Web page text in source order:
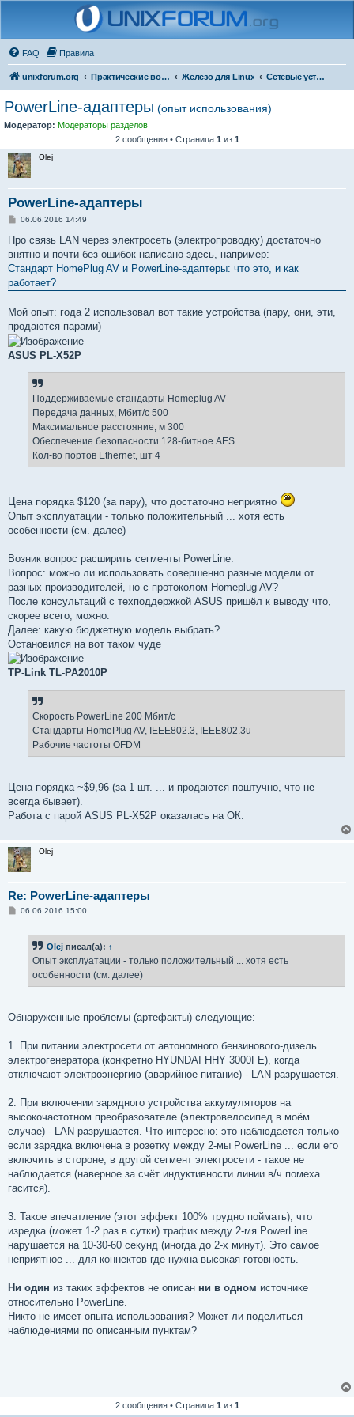
FAQ Правила
unixforum.org Практические вопросы Железо для Linux Сетевые устройства
PowerLine-адаптеры (опыт использования)
Модератор: Модераторы разделов
2 сообщения • Страница 1 из 1
Olej
PowerLine-адаптеры
С
о
щ
е
и
06.06.2016 14:49
Про связь LAN через электросеть (электропроводку) достаточно
внятно и почти без ошибок написано здесь, например:
Стандарт HomePlug AV и PowerLine-адаптеры: что это, и как
работает?
Мой опыт: года 2 использовал вот такие устройства (пару, они, эти,
продаются парами)
ASUS PL-X52P
Поддерживаемые стандарты Homeplug AV
Передача данных, Мбит/с 500
Максимальное расстояние, м 300
Обеспечение безопасности 128-битное AES
Кол-во портов Ethernet, шт 4
Цена порядка $120 (за пару), что достаточно неприятно
Опыт эксплуатации - только положительный ... хотя есть
особенности (см. далее)
Возник вопрос расширить сегменты PowerLine.
Вопрос: можно ли использовать совершенно разные модели от
разных производителей, но с протоколом Homeplug AV?
После консультаций с техподдержкой ASUS пришёл к выводу что,
скорее всего, можно.
Далее: какую бюджетную модель выбрать?
Остановился на вот таком чуде
TP-Link TL-PA2010P
Скорость PowerLine 200 Мбит/с
Стандарты HomePlug AV, IEEE802.3, IEEE802.3u
Рабочие частоты OFDM
Цена порядка ~$9,96 (за 1 шт. ... и продаются поштучно, что не
всегда бывает).
Работа с парой ASUS PL-X52P оказалась на ОК.
Olej
Re: PowerLine-адаптеры
С06.06.2016 15:00
Olej писал(а): ↑
Опыт эксплуатации - только положительный ... хотя есть
особенности (см. далее)
Обнаруженные проблемы (артефакты) следующие:
1. При питании электросети от автономного бензинового-дизель
электрогенератора (конкретно HYUNDAI HHY 3000FE), когда
отключают электроэнергию (аварийное питание) - LAN разрушается.
2. При включении зарядного устройства аккумуляторов на
высокочастотном преобразователе (электровелосипед в моём
случае) - LAN разрушается. Что интересно: это наблюдается только
если зарядка включена в розетку между 2-мы PowerLine ... если его
включить в стороне, в другой сегмент электросети - такое не
наблюдается (наверное за счёт индуктивности линии в/ч помеха
гасится).
3. Такое впечатление (этот эффект 100% трудно поймать), что
изредка (может 1-2 раз в сутки) трафик между 2-мя PowerLine
нарушается на 10-30-60 секунд (иногда до 2-х минут). Это самое
неприятное ... для коннектов где нужна высокая готовность.
Ни один из таких эффектов не описан ни в одном источнике
относительно PowerLine.
Никто не имеет опыта использования? Может ли поделиться
наблюдениями по описанным пунктам?
2 сообщения • Страница 1 из 1